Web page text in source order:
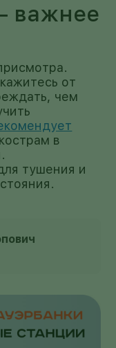
важнее
от
чем
в
тушения и